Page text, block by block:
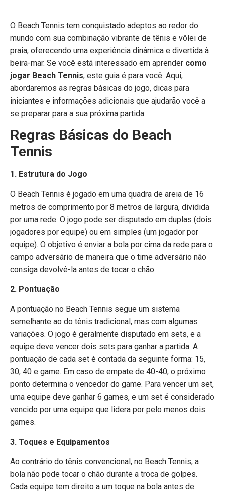
O Beach Tennis tem conquistado adeptos ao redor do
mundo com sua combinação vibrante de tênis e vôlei de
praia, oferecendo uma experiência dinâmica e divertida à
beira-mar. Se você está interessado em aprender como
jogar Beach Tennis, este guia é para você. Aqui,
abordaremos as regras básicas do jogo, dicas para
iniciantes e informações adicionais que ajudarão você a
se preparar para a sua próxima partida.
Regras Básicas do Beach
Tennis
1. Estrutura do Jogo
O Beach Tennis é jogado em uma quadra de areia de 16
metros de comprimento por 8 metros de largura, dividida
por uma rede. O jogo pode ser disputado em duplas (dois
jogadores por equipe) ou em simples (um jogador por
equipe). O objetivo é enviar a bola por cima da rede para o
campo adversário de maneira que o time adversário não
consiga devolvê-la antes de tocar o chão.
2. Pontuação
A pontuação no Beach Tennis segue um sistema
semelhante ao do tênis tradicional, mas com algumas
variações. O jogo é geralmente disputado em sets, e a
equipe deve vencer dois sets para ganhar a partida. A
pontuação de cada set é contada da seguinte forma: 15,
30, 40 e game. Em caso de empate de 40-40, o próximo
ponto determina o vencedor do game. Para vencer um set,
uma equipe deve ganhar 6 games, e um set é considerado
vencido por uma equipe que lidera por pelo menos dois
games.
3. Toques e Equipamentos
Ao contrário do tênis convencional, no Beach Tennis, a
bola não pode tocar o chão durante a troca de golpes.
Cada equipe tem direito a um toque na bola antes de